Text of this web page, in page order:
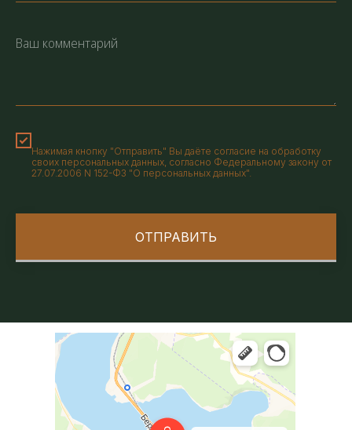
Нажимая кнопку "Отправить" Вы даёте согласие на обработку
своих персональных данных, согласно Федеральному закону от
27.07.2006 N 152-ФЗ "О персональных данных".
ОТПРАВИТЬ